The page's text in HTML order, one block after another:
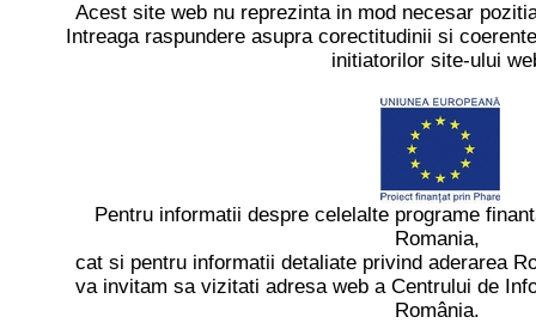
Acest site web nu reprezinta in mod necesar
Intreaga raspundere asupra corectitudinii si
initiatorilor site-ului
Pentru informatii despre celelalte programe
Romania,
cat si pentru informatii detaliate privind aderarea
va invitam sa vizitati adresa web a Centrului de
România.